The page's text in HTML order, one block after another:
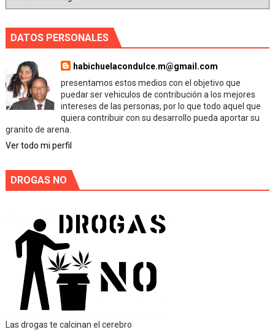
DATOS PERSONALES
habichuelacondulce.m@gmail.com
presentamos estos medios con el objetivo que
puedar ser vehiculos de contribución a los mejores
intereses de las personas, por lo que todo aquel que
quiera contribuir con su desarrollo pueda aportar su
granito de arena.
Ver todo mi perfil
DROGAS NO
Las drogas te calcinan el cerebro